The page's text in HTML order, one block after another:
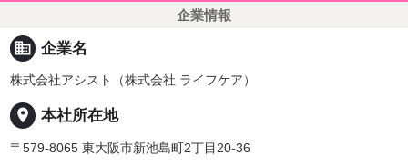
企業情報
business 企業名
株式会社アシスト（株式会社 ライフケア）
place 本社所在地
〒579-8065 東大阪市新池島町2丁目20-36